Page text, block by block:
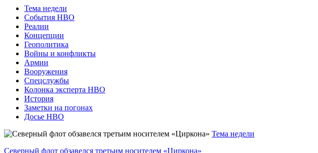
Тема недели
События НВО
Реалии
Концепции
Геополитика
Войны и конфликты
Армии
Вооружения
Спецслужбы
Колонка эксперта НВО
История
Заметки на погонах
Досье НВО
Тема недели
Северный флот обзавелся третьим носителем «Циркона»